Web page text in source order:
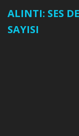
ALINTI: SES
SAYISI